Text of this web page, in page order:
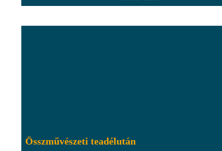
Összművészeti teadélután